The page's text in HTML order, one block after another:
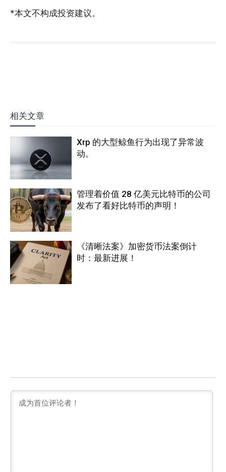
*本文不构成投资建议。
相关文章
Xrp 的大型鲸鱼行为出现了异常波
动。
管理着价值 28 亿美元比特币的公司
发布了看好比特币的声明！
《清晰法案》加密货币法案倒计
时：最新进展！